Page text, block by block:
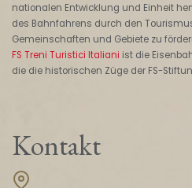
nationalen Entwicklung und Einheit
des Bahnfahrens durch den
Gemeinschaften und Gebiete zu
FS Treni Turistici Italiani ist die
die die historischen Züge der FS-
Kontakt